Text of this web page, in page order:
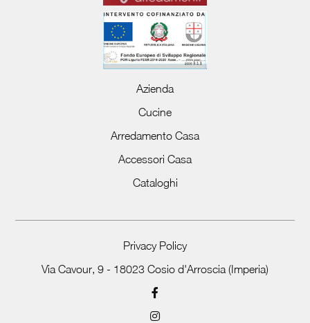
Azienda
Cucine
Arredamento Casa
Accessori Casa
Cataloghi
Privacy Policy
Via Cavour, 9 - 18023 Cosio d'Arroscia (Imperia)